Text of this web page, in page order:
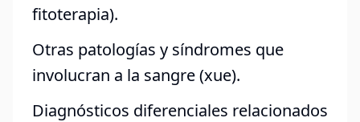
fitoterapia).
Otras patologías y síndromes que
involucran a la sangre (xue).
Diagnósticos diferenciales relacionados